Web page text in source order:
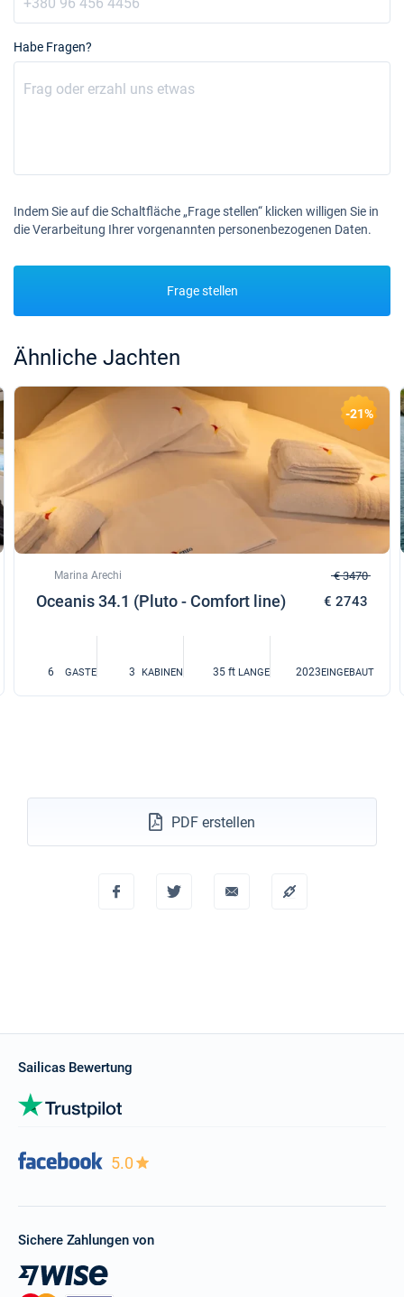
Habe Fragen?
Indem Sie auf die Schaltfläche „Frage stellen“ klicken willigen Sie in
die Verarbeitung Ihrer vorgenannten personenbezogenen Daten.
Frage stellen
Ähnliche Jachten
-21%
Marina Arechi
Oceanis 34.1 (Pluto - Comfort line)
€ 3470
€ 2743
6 GASTE 3 KABINEN 35 ft LANGE 2023EINGEBAUT
PDF erstellen
Sailicas Bewertung
5.0
Sichere Zahlungen von